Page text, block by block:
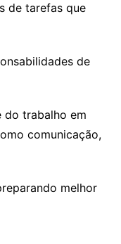
de tarefas que
de
do trabalho em
comunicação,
melhor